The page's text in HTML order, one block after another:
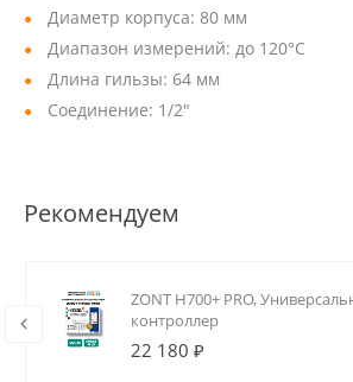
Диаметр корпуса: 80 мм
Диапазон измерений: до 120°C
Длина гильзы: 64 мм
Соединение: 1/2"
Рекомендуем
ZONT H700+ PRO,
контроллер
22 180 ₽